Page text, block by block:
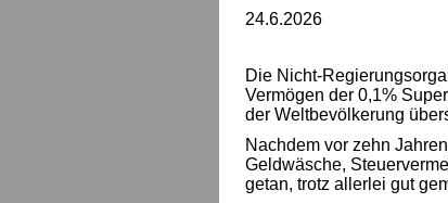
24.6.2026
Die Nicht-
Vermögen der 0,1%
der Weltbevölkerung
Nachdem vor zehn
Geldwäsche,
getan, trotz allerlei gut